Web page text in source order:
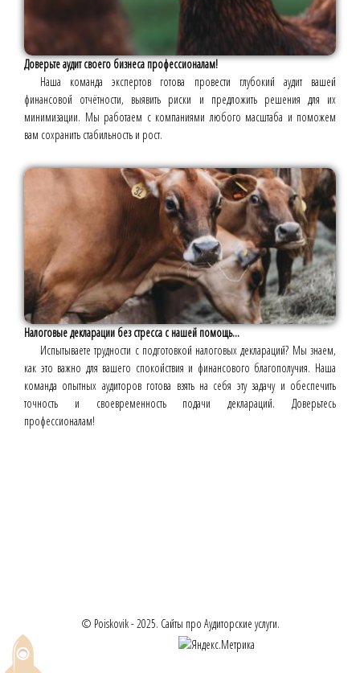
Доверьте аудит своего бизнеса профессионалам!
Наша команда экспертов готова провести глубокий аудит вашей
финансовой отчётности, выявить риски и предложить решения для их
минимизации. Мы работаем с компаниями любого масштаба и поможем
вам сохранить стабильность и рост.
Налоговые декларации без стресса с нашей помощь...
Испытываете трудности с подготовкой налоговых деклараций? Мы знаем,
как это важно для вашего спокойствия и финансового благополучия. Наша
команда опытных аудиторов готова взять на себя эту задачу и обеспечить
точность и своевременность подачи деклараций. Доверьтесь
профессионалам!
© Poiskovik - 2025. Сайты про Аудиторские услуги.